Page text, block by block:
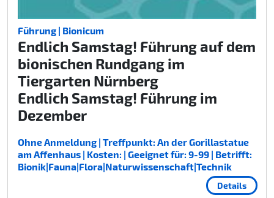
Führung | Bionicum
Endlich Samstag! Führung auf dem
bionischen Rundgang im
Tiergarten Nürnberg
Endlich Samstag! Führung im
Dezember
Ohne Anmeldung | Treffpunkt: An der Gorillastatue
am Affenhaus | Kosten: | Geeignet für: 9-99 | Betrifft:
Bionik|Fauna|Flora|Naturwissenschaft|Technik
Details